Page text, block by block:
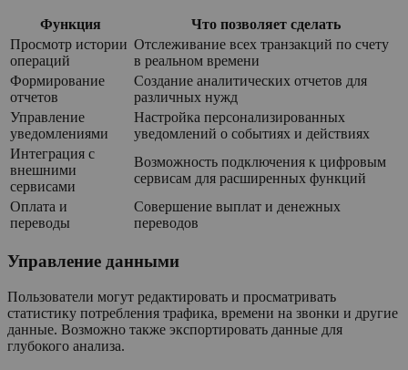
Функция
Что позволяет сделать
Просмотр истории
операций
Отслеживание всех транзакций по счету
в реальном времени
Формирование
отчетов
Создание аналитических отчетов для
различных нужд
Управление
уведомлениями
Настройка персонализированных
уведомлений о событиях и действиях
Интеграция с
внешними
сервисами
Возможность подключения к цифровым
сервисам для расширенных функций
Оплата и
переводы
Совершение выплат и денежных
переводов
Управление данными
Пользователи могут редактировать и просматривать
статистику потребления трафика, времени на звонки и другие
данные. Возможно также экспортировать данные для
глубокого анализа.